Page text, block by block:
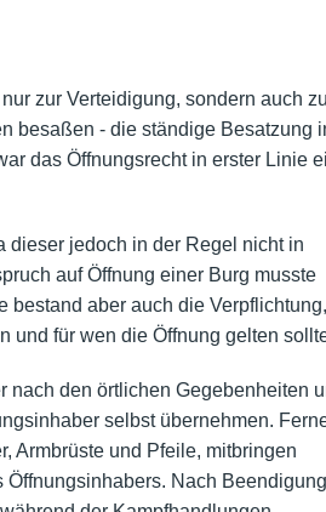
zur Verteidigung, sondern auch zu
besaßen - die ständige Besatzung
das Öffnungsrecht in erster Linie
dieser jedoch in der Regel nicht in
auf Öffnung einer Burg musste
bestand aber auch die Verpflichtung,
und für wen die Öffnung gelten
nach den örtlichen Gegebenheiten
selbst übernehmen.
Armbrüste und Pfeile, mitbringen
Nach Beendigung